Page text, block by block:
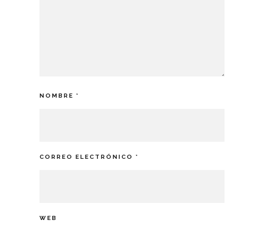
NOMBRE *
CORREO ELECTRÓNICO *
WEB